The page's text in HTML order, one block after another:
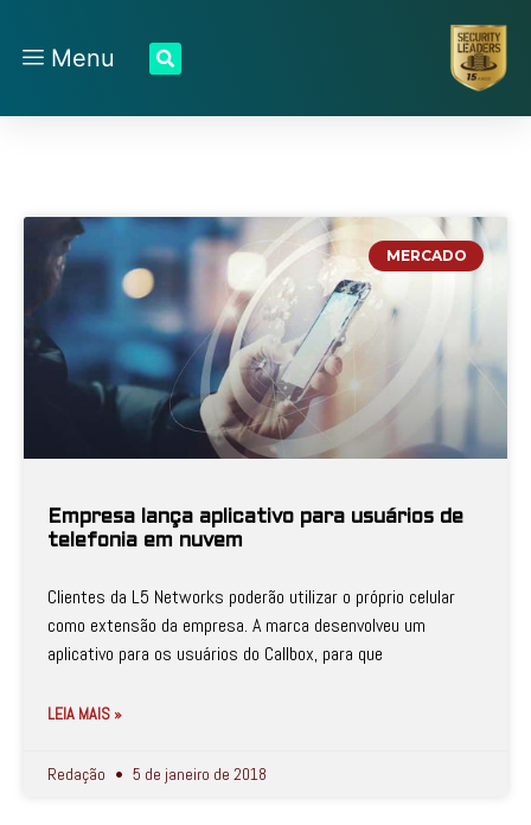
Menu
MERCADO
Empresa lança aplicativo para usuários de
telefonia em nuvem
Clientes da L5 Networks poderão utilizar o próprio celular
como extensão da empresa. A marca desenvolveu um
aplicativo para os usuários do Callbox, para que
LEIA MAIS »
Redação 5 de janeiro de 2018